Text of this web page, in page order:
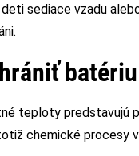
sediace vzadu
teploty predstavujú
chemické procesy